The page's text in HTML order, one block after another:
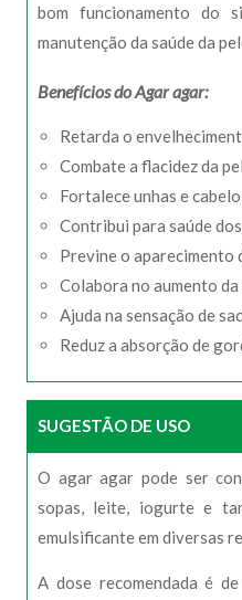
bom funcionamento do
manutenção da saúde da
Benefícios do Agar agar:
Retarda o
Combate a flacidez da
Fortalece unhas e
Contribui para saúde
Previne o aparecimento
Colabora no aumento
Ajuda na sensação de
Reduz a absorção de
SUGESTÃO DE USO
O agar agar pode ser
sopas, leite, iogurte e
emulsificante em diversas
A dose recomendada é